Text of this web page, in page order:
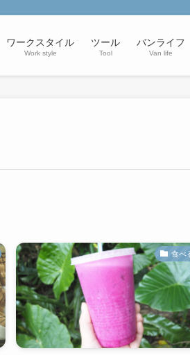
ワークスタイル
Work style
ツール
Tool
バンライフ
Van life
食べ